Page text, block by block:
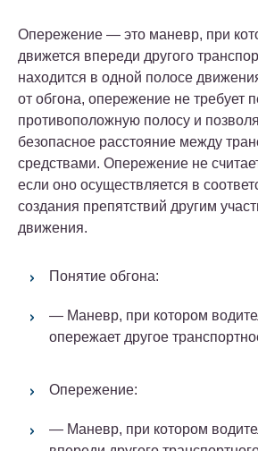
Опережение — это маневр, при
движется впереди другого
находится в одной полосе
от обгона, опережение не требует
противоположную полосу и
безопасное расстояние между
средствами. Опережение не
если оно осуществляется в
создания препятствий другим
движения.
Понятие обгона:
— Маневр, при котором
опережает другое
Опережение:
— Маневр, при котором